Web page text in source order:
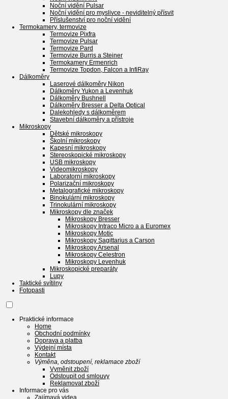
Noční vidění Pulsar
Noční vidění pro myslivce - neviditelný přísvit
Příslušenství pro noční vidění
Termokamery, termovize
Termovize Pixfra
Termovize Pulsar
Termovize Pard
Termovize Burris a Steiner
Termokamery Ermenrich
Termovize Topdon, Falcon a InfiRay
Dálkoměry
Laserové dálkoměry Nikon
Dálkoměry Yukon a Levenhuk
Dálkoměry Bushnell
Dálkoměry Bresser a Delta Optical
Dalekohledy s dálkoměrem
Stavební dálkoměry a přístroje
Mikroskopy
Dětské mikroskopy
Školní mikroskopy
Kapesní mikroskopy
Stereoskopické mikroskopy
USB mikroskopy
Videomikroskopy
Laboratorní mikroskopy
Polarizační mikroskopy
Metalografické mikroskopy
Binokulární mikroskopy
Trinokulární mikroskopy
Mikroskopy dle značek
Mikroskopy Bresser
Mikroskopy Intraco Micro a a Euromex
Mikroskopy Motic
Mikroskopy Sagittarius a Carson
Mikroskopy Arsenal
Mikroskopy Celestron
Mikroskopy Levenhuk
Mikroskopické preparáty
Lupy
Taktické svítilny
Fotopasti
Praktické informace
Home
Obchodní podmínky
Doprava a platba
Výdejní místa
Kontakt
Výměna, odstoupení, reklamace zboží
Vyměnit zboží
Odstoupit od smlouvy
Reklamovat zboží
Informace pro vás
Zajímavá videa